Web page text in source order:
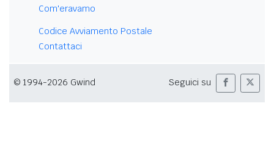
Com'eravamo
Codice Avviamento Postale
Contattaci
© 1994-2026 Gwind Seguici su